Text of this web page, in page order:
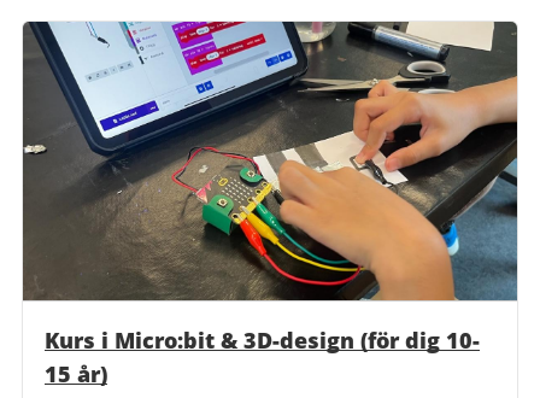
Kurs i Micro:bit & 3D-design (för dig 10-
15 år)